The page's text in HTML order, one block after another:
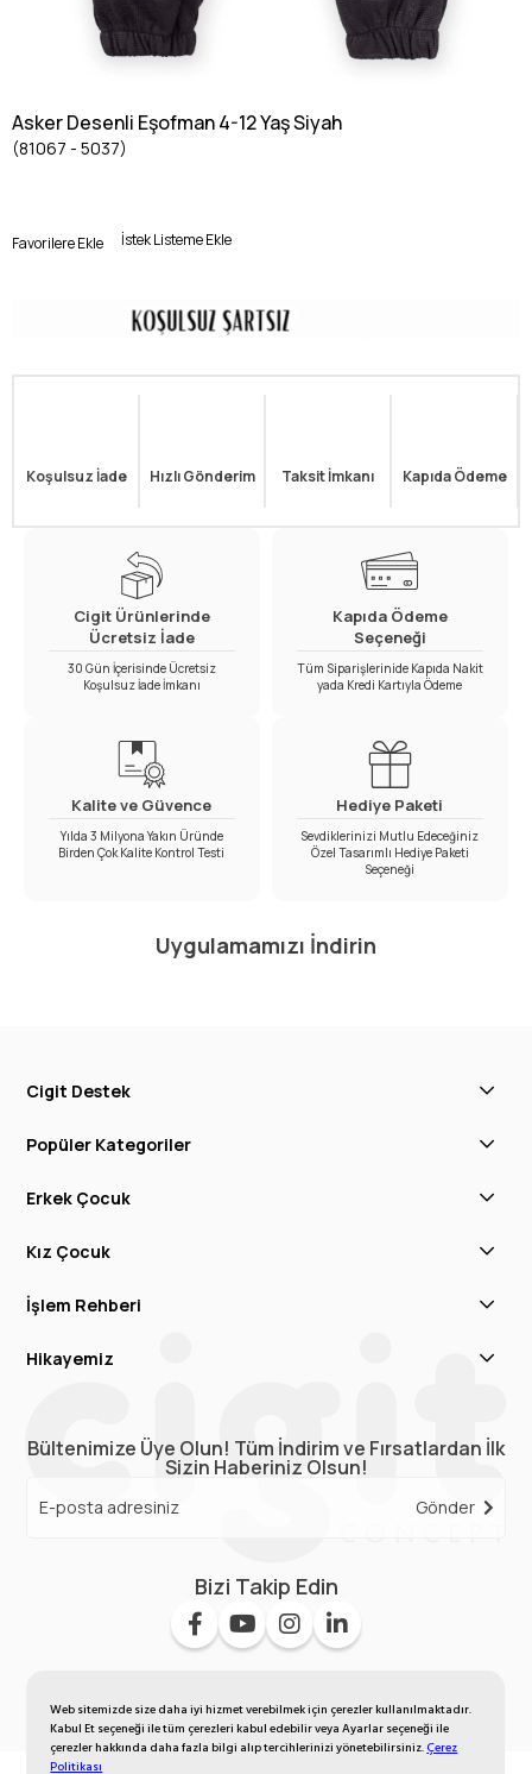
Web sitemizde size daha iyi hizmet verebilmek için çerezler kullanılmaktadır.
Kabul Et seçeneği ile tüm çerezleri kabul edebilir veya Ayarlar seçeneği ile
çerezler hakkında daha fazla bilgi alıp tercihlerinizi yönetebilirsiniz.Çerez
Politikası
Asker Desenli Eşofman 4-12 Yaş Siyah
(81067 - 5037)
Favorilere Ekle İstek Listeme Ekle
Koşulsuz İade Hızlı Gönderim Taksit İmkanı Kapıda Ödeme
Cigit Ürünlerinde
Ücretsiz İade
30 Gün İçerisinde Ücretsiz
Koşulsuz İade İmkanı
Kapıda Ödeme
Seçeneği
Tüm Siparişlerinide Kapıda Nakit
yada Kredi Kartıyla Ödeme
Kalite ve Güvence
Yılda 3 Milyona Yakın Üründe
Birden Çok Kalite Kontrol Testi
Hediye Paketi
Sevdiklerinizi Mutlu Edeceğiniz
Özel Tasarımlı Hediye Paketi
Seçeneği
Uygulamamızı İndirin
Cigit Destek
Popüler Kategoriler
Erkek Çocuk
Kız Çocuk
İşlem Rehberi
Hikayemiz
Bültenimize Üye Olun! Tüm İndirim ve Fırsatlardan İlk
Sizin Haberiniz Olsun!
Gönder
Bizi Takip Edin